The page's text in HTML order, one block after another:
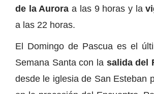
de la Aurora a las 9 horas y la
a las 22 horas.
El Domingo de Pascua es el
Semana Santa con la salida del
desde le iglesia de San Esteban